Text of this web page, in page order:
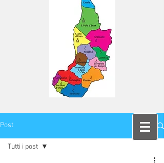
Post
Tutti i post